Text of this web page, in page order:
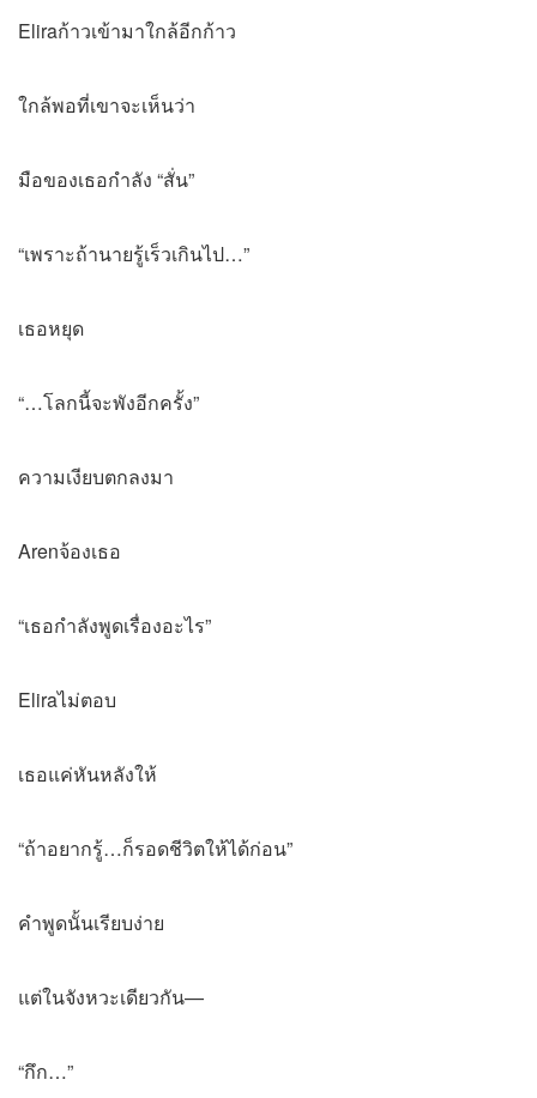
Eliraก้าวเข้ามาใกล้อีกก้าว
ใกล้พอที่เขาจะเห็นว่า
มือของเธอกำลัง “สั่น”
“เพราะถ้านายรู้เร็วเกินไป…”
เธอหยุด
“…โลกนี้จะพังอีกครั้ง”
ความเงียบตกลงมา
Arenจ้องเธอ
“เธอกำลังพูดเรื่องอะไร”
Eliraไม่ตอบ
เธอแค่หันหลังให้
“ถ้าอยากรู้…ก็รอดชีวิตให้ได้ก่อน”
คำพูดนั้นเรียบง่าย
แต่ในจังหวะเดียวกัน—
“กึก…”